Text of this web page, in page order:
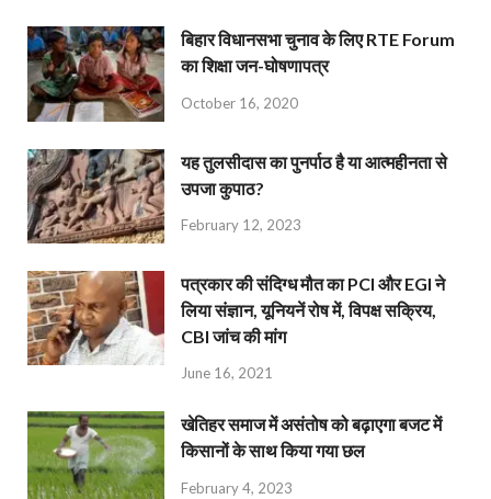
बिहार विधानसभा चुनाव के लिए RTE Forum
का शिक्षा जन-घोषणापत्र
October 16, 2020
यह तुलसीदास का पुनर्पाठ है या आत्महीनता से
उपजा कुपाठ?
February 12, 2023
पत्रकार की संदिग्ध मौत का PCI और EGI ने
लिया संज्ञान, यूनियनें रोष में, विपक्ष सक्रिय,
CBI जांच की मांग
June 16, 2021
खेतिहर समाज में असंतोष को बढ़ाएगा बजट में
किसानों के साथ किया गया छल
February 4, 2023